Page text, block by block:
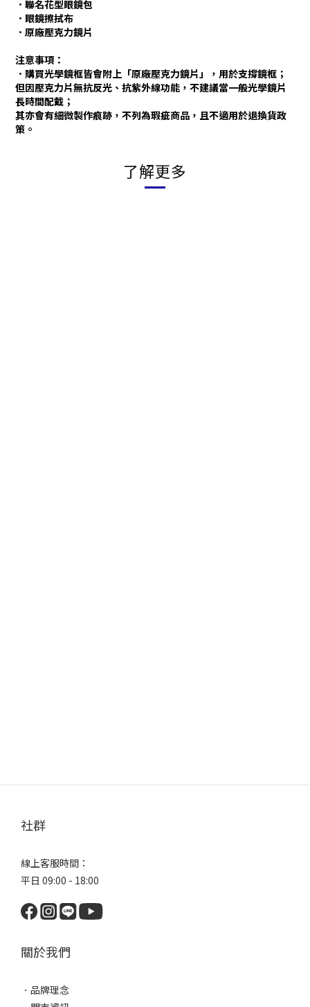
．聯名花型眼鏡包
．眼鏡擦拭布
．原廠壓克力鏡片
注意事項：
．購買光學鏡框皆會附上「原廠壓克力鏡片」，用於支撐鏡框；
但因壓克力片無抗反光、抗紫外線功能，不建議當一般光學鏡片
長時間配戴；
其亦會有細微製作痕跡，不列為瑕疵商品，且不適用於退換貨政
策。
了解更多
社群
線上客服時間：
平日 09:00 - 18:00
關於我們
． 品牌理念